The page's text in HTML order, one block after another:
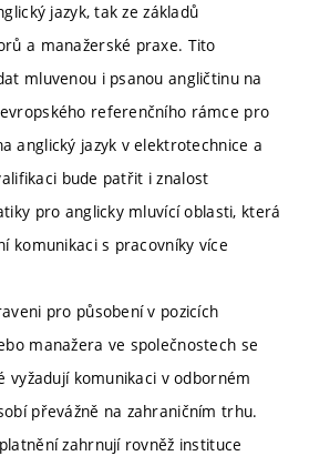
jazyk, tak ze základů
a manažerské praxe. Tito
mluvenou i psanou angličtinu na
referenčního rámce pro
anglický jazyk v elektrotechnice a
bude patřit i znalost
pro anglicky mluvící oblasti, která
komunikaci s pracovníky více
pro působení v pozicích
manažera ve společnostech se
vyžadují komunikaci v odborném
převážně na zahraničním trhu.
zahrnují rovněž instituce